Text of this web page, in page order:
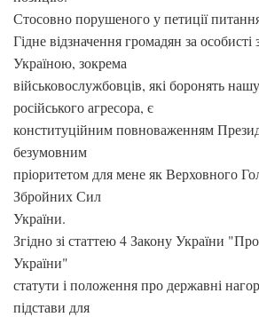
Стосовно порушеного у петиції
Гідне відзначення громадян за особисті
Україною, зокрема
військовослужбовців, які боронять
російського агресора, є
конституційним повноваженням
безумовним
пріоритетом для мене як Верховного
Збройних Сил
України.
Згідно зі статтею 4 Закону України
України"
статути і положення про державні
підстави для